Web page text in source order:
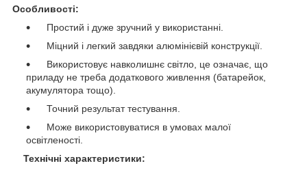
Особливості:
Простий і дуже зручний у використанні.
Міцний і легкий завдяки алюмінієвій конструкції.
Використовує навколишнє світло, це означає, що
приладу не треба додаткового живлення (батарейок,
акумулятора тощо).
Точний результат тестування.
Може використовуватися в умовах малої
освітленості.
Технічні характеристики: